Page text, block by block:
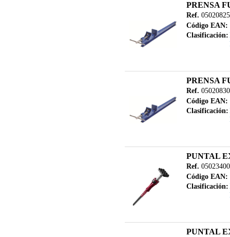
PRENSA
Ref.
Código EAN:
Clasificación:
PRENSA
Ref.
Código EAN:
Clasificación:
PUNTAL
Ref.
Código EAN:
Clasificación:
PUNTAL